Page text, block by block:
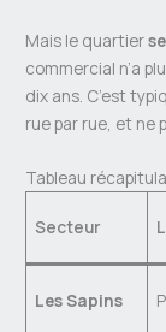
Mais le quartier
commercial n’a
dix ans. C’est
rue par rue, et ne
Tableau
Secteur
Les Sapins